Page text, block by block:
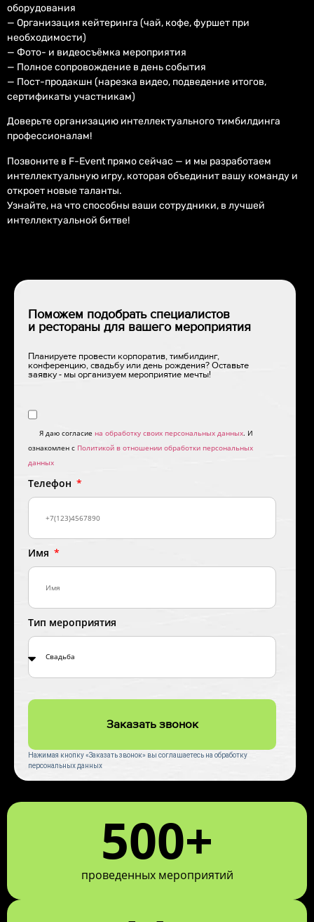
оборудования
— Организация кейтеринга (чай, кофе, фуршет при
необходимости)
— Фото- и видеосъёмка мероприятия
— Полное сопровождение в день события
— Пост-продакшн (нарезка видео, подведение итогов,
сертификаты участникам)
Доверьте организацию интеллектуального тимбилдинга
профессионалам!
Позвоните в F-Event прямо сейчас — и мы разработаем
интеллектуальную игру, которая объединит вашу команду и
откроет новые таланты.
Узнайте, на что способны ваши сотрудники, в лучшей
интеллектуальной битве!
Поможем подобрать специалистов
и рестораны для вашего мероприятия
Планируете провести корпоратив, тимбилдинг,
конференцию, свадьбу или день рождения? Оставьте
заявку - мы организуем мероприятие мечты!
Я даю согласие на обработку своих персональных данных. И
ознакомлен с Политикой в отношении обработки персональных
данных
Телефон
Имя
Тип мероприятия
Заказать звонок
Нажимая кнопку «Заказать звонок» вы соглашаетесь на обработку
персональных данных
500+
проведенных мероприятий